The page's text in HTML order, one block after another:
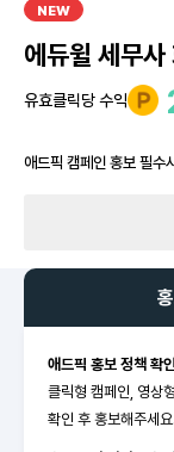
NEW
에듀윌 세무
유효클릭당 수익
애드픽 캠페인 홍보 필수
애드픽 홍보 정책 확
클릭형 캠페인, 영상
확인 후 홍보해주세